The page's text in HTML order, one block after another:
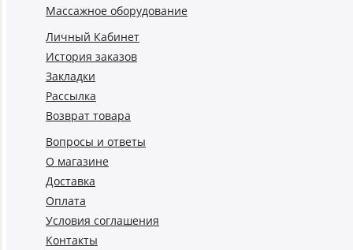
Массажное оборудование
Личный Кабинет
История заказов
Закладки
Рассылка
Возврат товара
Вопросы и ответы
О магазине
Доставка
Оплата
Условия соглашения
Контакты